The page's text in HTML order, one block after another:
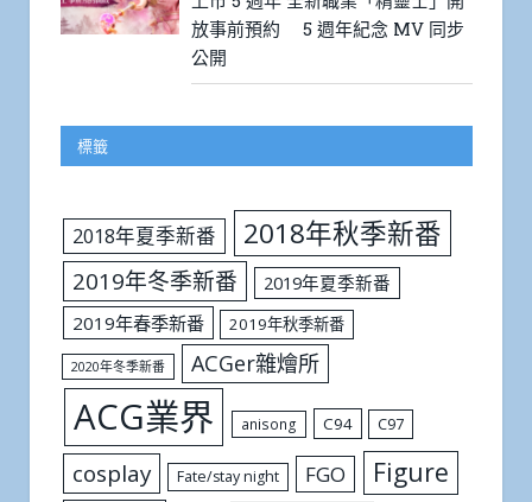
放事前預約 5 週年紀念 MV 同步
公開
標籤
2018年夏季新番 2018年秋季新番
2019年冬季新番
2019年夏季新番
2019年春季新番
2019年秋季新番
2020年冬季新番 ACGer雜燴所
ACG業界 anisong C94 C97
cosplay Fate/stay night FGO Figure